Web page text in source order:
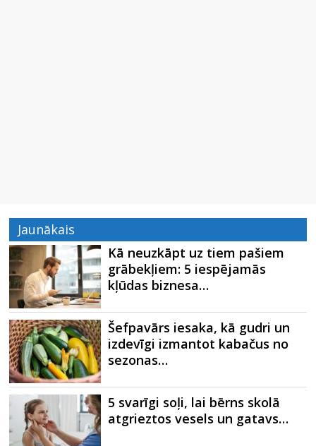
Jaunākais
Kā neuzkāpt uz tiem pašiem
grābekļiem: 5 iespējamās
kļūdas biznesa…
Šefpavārs iesaka, kā gudri un
izdevīgi izmantot kabačus no
sezonas…
5 svarīgi soļi, lai bērns skolā
atgrieztos vesels un gatavs…